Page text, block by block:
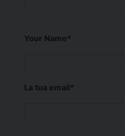
Your Name*
La tua email*